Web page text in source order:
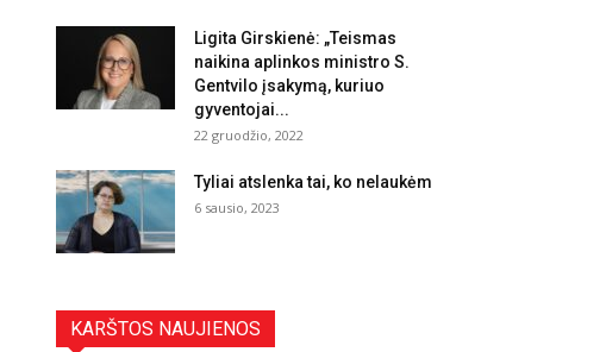
Ligita Girskienė: „Teismas
naikina aplinkos ministro S.
Gentvilo įsakymą, kuriuo
gyventojai...
22 gruodžio, 2022
Tyliai atslenka tai, ko nelaukėm
6 sausio, 2023
KARŠTOS NAUJIENOS